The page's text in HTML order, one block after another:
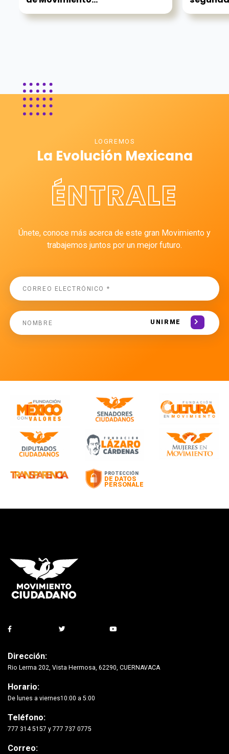
LOGREMOS
La Evolución Mexicana
ÉNTRALE
Únete, conoce más acerca de este gran Movimiento y
trabajemos juntos por un mejor futuro.
UNIRME
Dirección:
Rio Lerma 202, Vista Hermosa, 62290, CUERNAVACA
Horario:
De lunes a viernes10:00 a 5:00
Teléfono:
777 314 5157 y 777 737 0775
Correo: